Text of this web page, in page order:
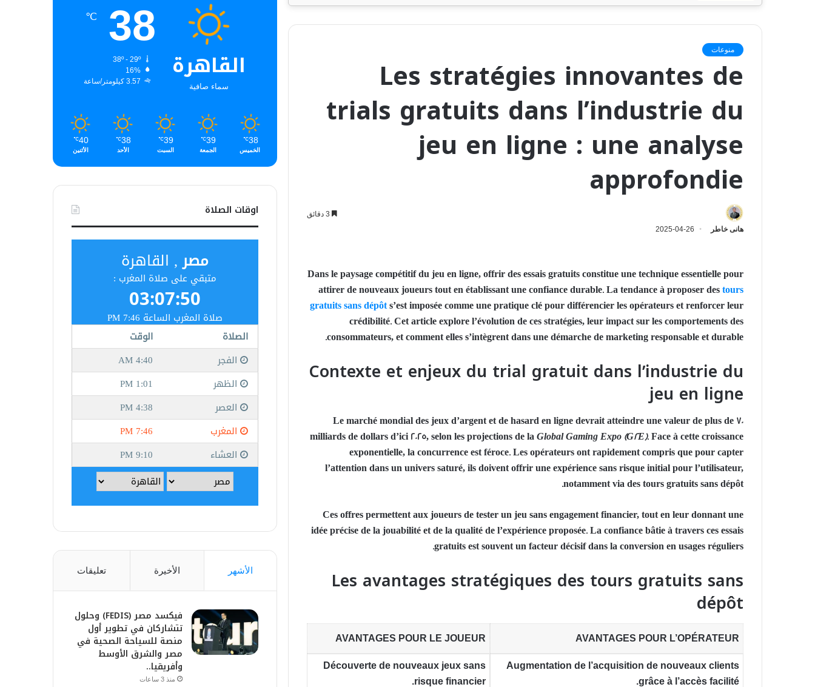
منوعات
Les stratégies innovantes de
trials gratuits dans l’industrie du
jeu en ligne : une analyse
approfondie
هانى خاطر 2025-04-26
Dans le paysage compétitif du jeu en ligne, offrir des essais gratuits constitue une technique essentielle pour
attirer de nouveaux joueurs tout en établissant une confiance durable. La tendance à proposer des tours
gratuits sans dépôts’est imposée comme une pratique clé pour différencier les opérateurs et renforcer leur
crédibilité. Cet article explore l’évolution de ces stratégies, leur impact sur les comportements des
consommateurs, et comment elles s’intègrent dans une démarche de marketing responsable et durable.
Contexte et enjeux du trial gratuit dans l’industrie du
jeu en ligne
Le marché mondial des jeux d’argent et de hasard en ligne devrait atteindre une valeur de plus de 70
milliards de dollars d’ici 2025, selon les projections de la Global Gaming Expo (G2E). Face à cette croissance
exponentielle, la concurrence est féroce. Les opérateurs ont rapidement compris que pour capter
l’attention dans un univers saturé, ils doivent offrir une expérience sans risque initial pour l’utilisateur,
notamment via des tours gratuits sans dépôt
.
Ces offres permettent aux joueurs de tester un jeu sans engagement financier, tout en leur donnant une
idée précise de la jouabilité et de la qualité de l’expérience proposée. La confiance bâtie à travers ces essais
gratuits est souvent un facteur décisif dans la conversion en usages réguliers.
Les avantages stratégiques des tours gratuits sans
dépôt
AVANTAGES POUR L’OPÉRATEUR
AVANTAGES POUR LE JOUEUR
Augmentation de l’acquisition de nouveaux clients
grâce à l’accès facilité.
Découverte de nouveaux jeuxsans
risque financier.
القاهرة
سماء صافية
38
℃
38º - 29º
16%
3.57 كيلومتر/ساعة
38
℃
الخميس
39
℃
الجمعة
39
℃
السبت
38
℃
الأحد
40
℃
الأثنين
اوقات الصلاة
الأشهر الأخيرة تعليقات
فيكسد مصر (FEDIS) وحلول
تتشاركان في تطوير أول
منصة للسياحة الصحية في
مصر والشرق الأوسط
وأفريقيا..
منذ 3 ساعات